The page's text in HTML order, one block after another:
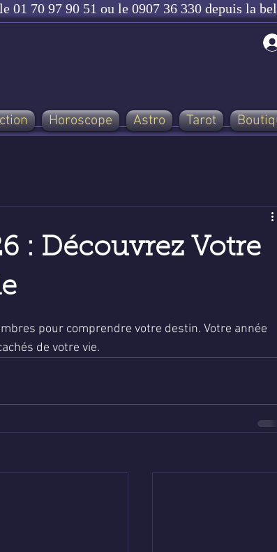
70 97 90 51 ou le 0907 36 330 depuis la
Horoscope Astro Tarot
: Découvrez Votre
pour comprendre votre destin. Votre année
de votre vie.